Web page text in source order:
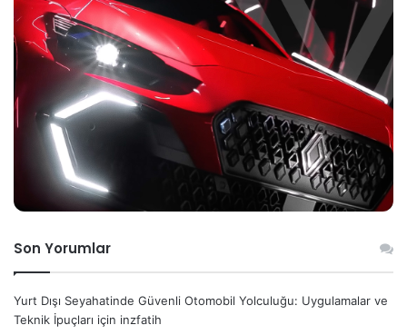
Son Yorumlar
Yurt Dışı Seyahatinde Güvenli Otomobil Yolculuğu: Uygulamalar ve
Teknik İpuçları için inzfatih